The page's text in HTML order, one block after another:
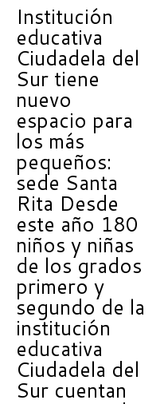
Institución
educativa
Ciudadela del
Sur tiene
nuevo
espacio para
los más
pequeños:
sede Santa
Rita Desde
este año 180
niños y niñas
de los grados
primero y
segundo de la
institución
educativa
Ciudadela del
Sur cuentan